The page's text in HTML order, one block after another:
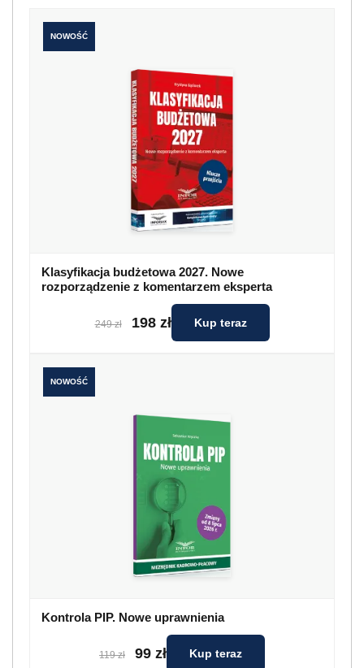
NOWOŚĆ
Klasyfikacja budżetowa 2027. Nowe
rozporządzenie z komentarzem eksperta
249 zł 198 zł Kup teraz
NOWOŚĆ
Kontrola PIP. Nowe uprawnienia
119 zł 99 zł Kup teraz